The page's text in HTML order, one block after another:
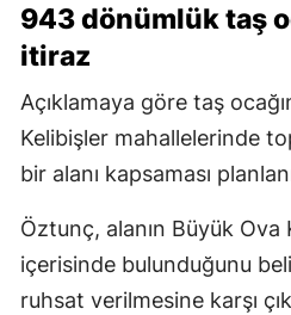
943 dönümlük taş
itiraz
Açıklamaya göre taş
Kelibişler mahallelerinde
bir alanı kapsaması
Öztunç, alanın Büyük Ova
içerisinde bulunduğunu
ruhsat verilmesine karşı